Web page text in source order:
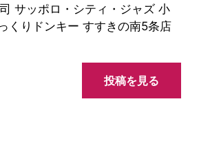
サッポロ・シティ・ジャズ 小
くりドンキー すすきの南5条店
投稿を見る